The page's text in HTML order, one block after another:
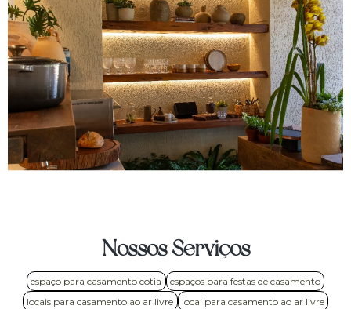
Nossos Serviços
espaço para casamento cotia
espaços para festas de casamento
locais para casamento ao ar livre
local para casamento ao ar livre